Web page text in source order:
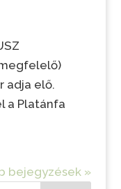
adja elő.
a Platánfa
bejegyzések »